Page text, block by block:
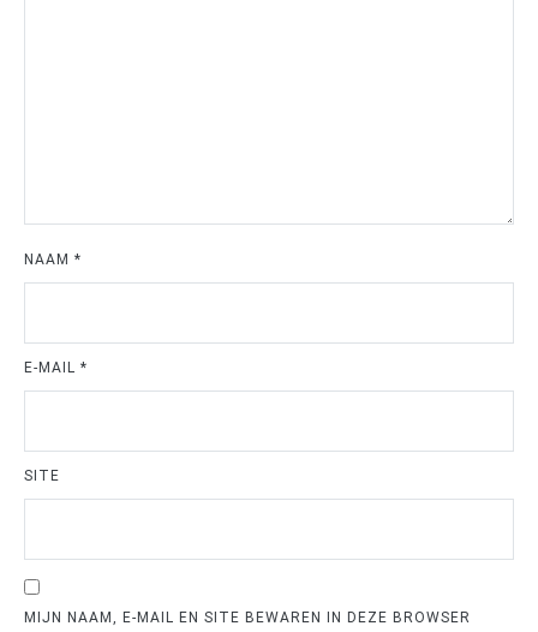
NAAM *
E-MAIL *
SITE
MIJN NAAM, E-MAIL EN SITE BEWAREN IN DEZE BROWSER